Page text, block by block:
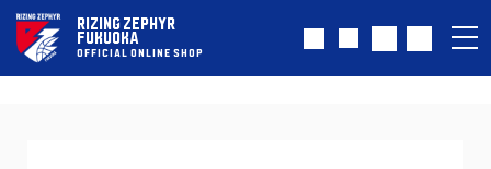
RIZING ZEPHYR
FUKUOKA
OFFICIAL ONLINE SHOP